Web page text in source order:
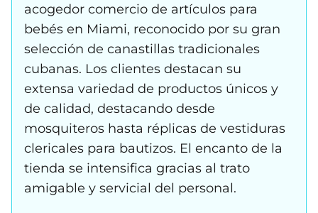
acogedor comercio de artículos para
bebés en Miami, reconocido por su gran
selección de canastillas tradicionales
cubanas. Los clientes destacan su
extensa variedad de productos únicos y
de calidad, destacando desde
mosquiteros hasta réplicas de vestiduras
clericales para bautizos. El encanto de la
tienda se intensifica gracias al trato
amigable y servicial del personal.